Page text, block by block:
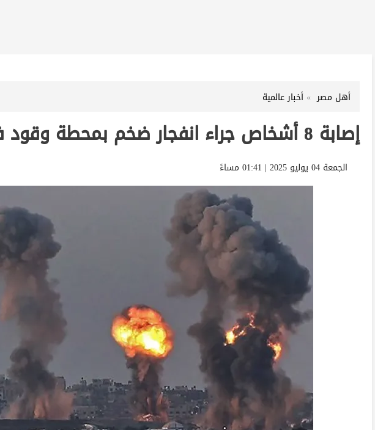
أهل مصر أخبار عالمية
إصابة 8 أشخاص جراء انفجار ضخم بمحطة وقود في روما
الجمعة 04 يوليو 2025 | 01:41 مساءً